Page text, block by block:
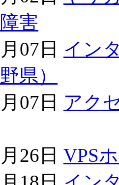
害
07日 イン
県）
07日 アク
26日 VPS